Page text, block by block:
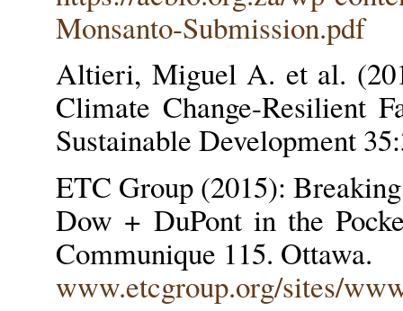
Monsanto-Submission.pdf
Altieri, Miguel A. et al.
Climate Change-Resilient
Sustainable Development
ETC Group (2015):
Dow + DuPont in the
Communique 115. Ottawa.
www.etcgroup.org/sites/